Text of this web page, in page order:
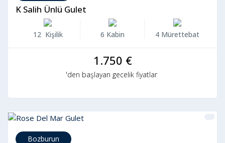
K Salih Ünlü Gulet
12 Kişilik 6 Kabin 4 Mürettebat
1.750 €
'den başlayan gecelik fiyatlar
Bozburun